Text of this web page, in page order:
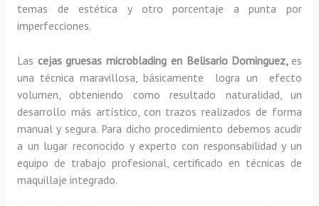
temas de estética y otro porcentaje a punta por
imperfecciones.
Las cejas gruesas microblading en Belisario Dominguez, es
una técnica maravillosa, básicamente
logra un efecto
volumen, obteniendo como resultado naturalidad, un
desarrollo más artístico, con trazos realizados de forma
manual y segura. Para dicho procedimiento debemos acudir
a un lugar reconocido y experto con responsabilidad y un
equipo de trabajo profesional, certificado en técnicas de
maquillaje integrado.